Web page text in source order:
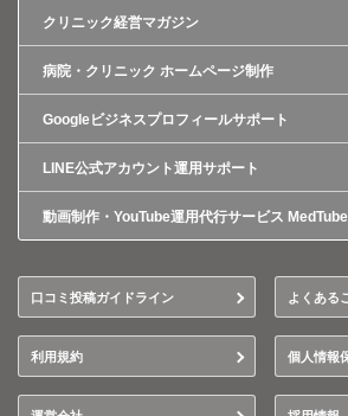
クリニック経営マガジン
病院・クリニック ホームページ制作
Googleビジネスプロフィールサポート
LINE公式アカウント運用サポート
動画制作・YouTube運用代行サービス MedTube
口コミ投稿ガイドライン よくある
利用規約 個人情報